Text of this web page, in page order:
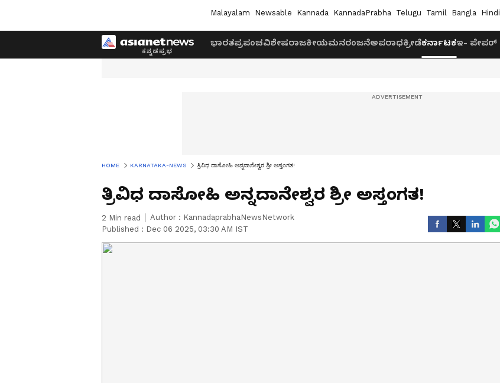
Malayalam Newsable Kannada KannadaPrabha Telugu Tamil Bangla Hindi
ಭಾರತಪ್ರಪಂಚವಿಶೇಷರಾಜಕೀಯಮನರಂಜನೆಅಪರಾಧಕ್ರೀಡೆಕರ್ನಾಟಕಇ- ಪೇಪರ್
HOME KARNATAKA-NEWS ತ್ರಿವಿಧ ದಾಸೋಹಿ ಅನ್ನದಾನೇಶ್ವರ ಶ್ರೀ ಅಸ್ತಂಗತ!
ತ್ರಿವಿಧ ದಾಸೋಹಿ ಅನ್ನದಾನೇಶ್ವರ ಶ್ರೀ ಅಸ್ತಂಗತ!
2 Min read Author : KannadaprabhaNewsNetwork
Published : Dec 06 2025, 03:30 AM IST